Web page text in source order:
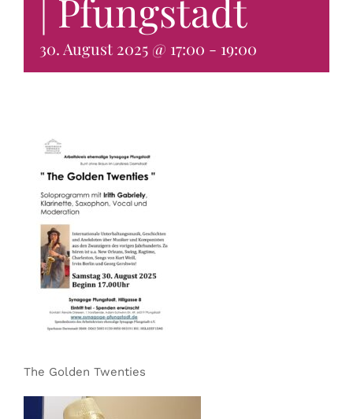
KONTAKT & BUCHEN
| Pfungstadt
30. August 2025 @ 17:00 - 19:00
The Golden Twenties